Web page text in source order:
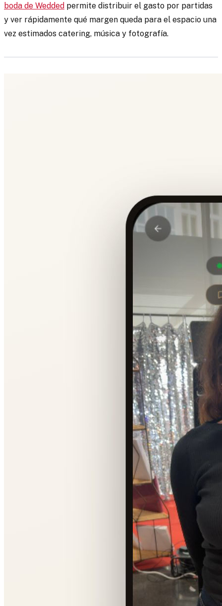
boda de Wedded permite distribuir el gasto por partidas
y ver rápidamente qué margen queda para el espacio una
vez estimados catering, música y fotografía.